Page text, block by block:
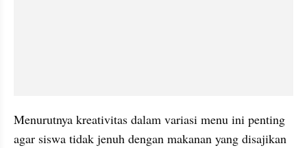
Menurutnya kreativitas dalam variasi menu ini penting
agar siswa tidak jenuh dengan makanan yang disajikan